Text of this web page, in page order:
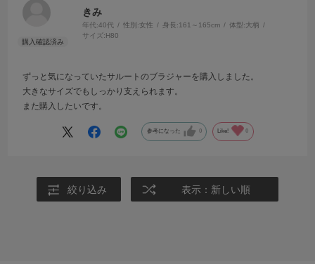
きみ
年代:40代 性別:女性 身長:161～165cm 体型:大柄
サイズ:H80
ずっと気になっていたサルートのブラジャーを購入しました。
大きなサイズでもしっかり支えられます。
また購入したいです。
参考になった 0 Like! 0
絞り込み 表示：新しい順